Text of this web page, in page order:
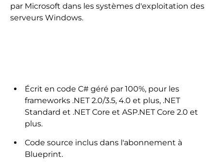
par Microsoft dans les systèmes d'exploitation des
serveurs Windows.
Écrit en code C# géré par 100%, pour les
frameworks .NET 2.0/3.5, 4.0 et plus, .NET
Standard et .NET Core et ASP.NET Core 2.0 et
plus.
Code source inclus dans l'abonnement à
Blueprint.